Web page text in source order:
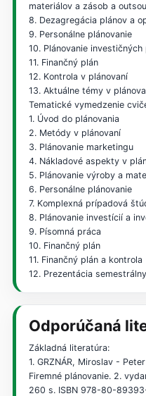
materiálov a zásob a
8. Dezagregácia plánov a
9. Personálne plánovanie
10. Plánovanie
11. Finančný plán
12. Kontrola v plánovaní
13. Aktuálne témy v
Tematické vymedzenie
1. Úvod do plánovania
2. Metódy v plánovaní
3. Plánovanie marketingu
4. Nákladové aspekty v
5. Plánovanie výroby a
6. Personálne plánovanie
7. Komplexná prípadová
8. Plánovanie investícií a
9. Písomná práca
10. Finančný plán
11. Finančný plán a kontrola
12. Prezentácia
Odporúčaná
Základná literatúra:
1. GRZNÁR, Miroslav -
Firemné plánovanie. 2.
260 s. ISBN 978-80-